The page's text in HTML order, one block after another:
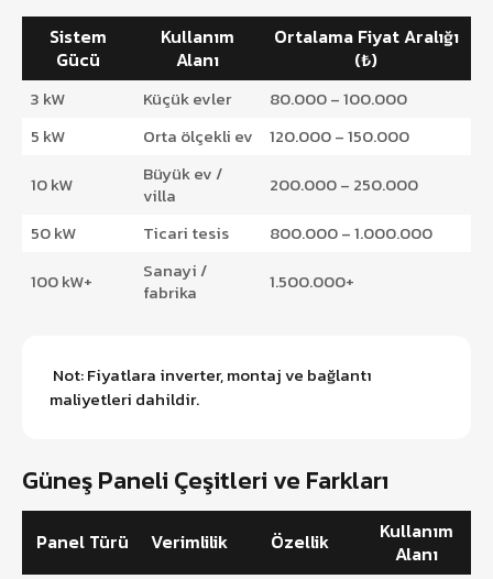
Sistem
Gücü
Kullanım
Alanı
Ortalama Fiyat Aralığı
(₺)
3 kW Küçük evler
80.000 – 100.000
5 kW
Orta ölçekli ev
120.000 – 150.000
10 kW
Büyük ev /
villa
200.000 – 250.000
50 kW
Ticari tesis
800.000 – 1.000.000
100 kW+
Sanayi /
fabrika
1.500.000+
Not: Fiyatlara inverter, montaj ve bağlantı
maliyetleri dahildir.
Güneş Paneli Çeşitleri ve Farkları
Panel Türü Verimlilik Özellik
Kullanım
Alanı